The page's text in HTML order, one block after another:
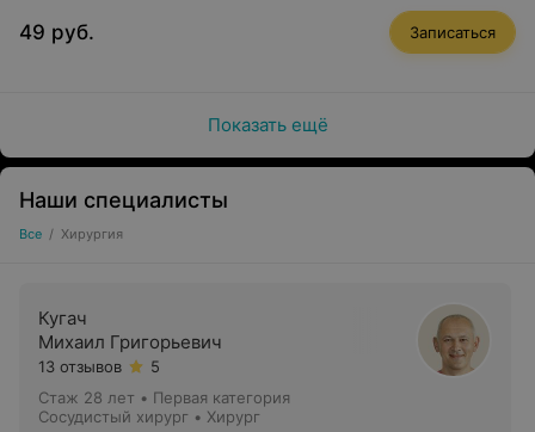
49 руб.
Записаться
Показать ещё
Наши специалисты
Все / Хирургия
Кугач
Михаил Григорьевич
13 отзывов
5
Стаж 28 лет • Первая категория
Сосудистый хирург • Хирург